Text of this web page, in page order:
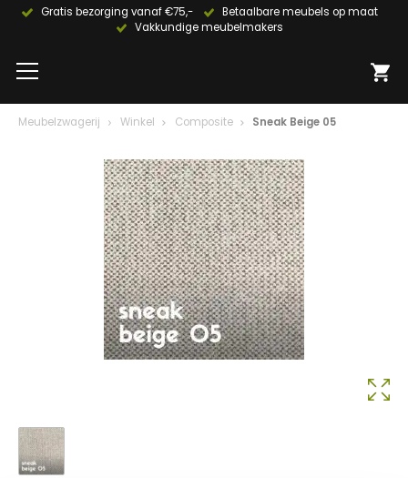
Gratis bezorging vanaf €75,-
Betaalbare meubels op maat
Vakkundige meubelmakers
Meubelzwagerij Winkel Composite Sneak Beige 05